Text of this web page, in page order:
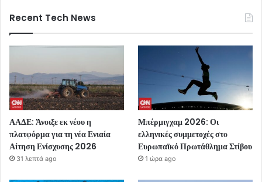
Recent Tech News
ΑΑΔΕ: Άνοιξε εκ νέου η
πλατφόρμα για τη νέα Ενιαία
Αίτηση Ενίσχυσης 2026
31 λεπτά ago
Μπέρμιγχαμ 2026: Οι
ελληνικές συμμετοχές στο
Ευρωπαϊκό Πρωτάθλημα Στίβου
1 ώρα ago